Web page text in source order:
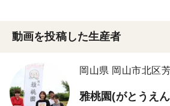
動画を投稿した生産者
岡山県 岡山市北区
雅桃園(がとうえ